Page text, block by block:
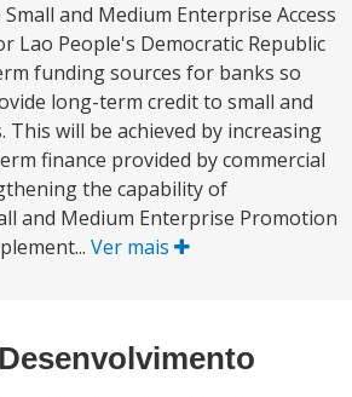
and Medium Enterprise Access
Lao People's Democratic Republic
funding sources for banks so
long-term credit to small and
This will be achieved by increasing
finance provided by commercial
the capability of
and Medium Enterprise Promotion
Ver mais